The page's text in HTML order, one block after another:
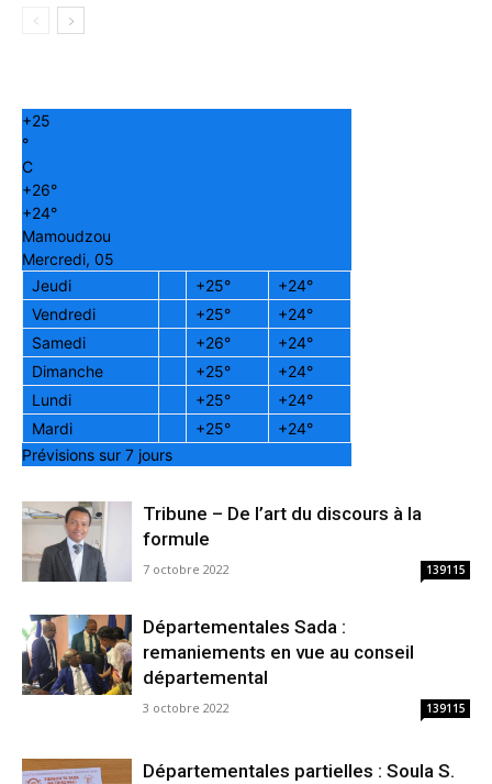
+25
°
C
+26°
+24°
Mamoudzou
Mercredi, 05
Jeudi
+25° +24°
Vendredi
+25° +24°
Samedi
+26° +24°
Dimanche
+25° +24°
Lundi
+25° +24°
Mardi
+25° +24°
Prévisions sur 7 jours
Tribune – De l’art du discours à la
formule
7 octobre 2022 139115
Départementales Sada :
remaniements en vue au conseil
départemental
3 octobre 2022 139115
Départementales partielles : Soula S.